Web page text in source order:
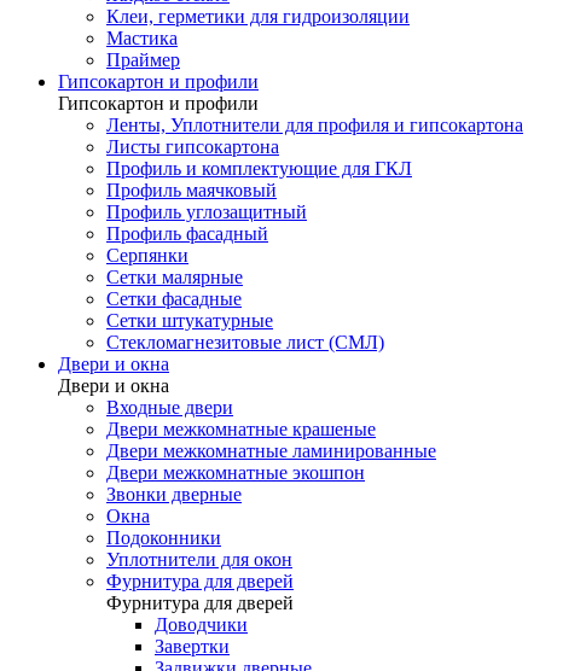
Клеи, герметики для гидроизоляции
Мастика
Праймер
Гипсокартон и профили
Гипсокартон и профили
Ленты, Уплотнители для профиля и гипсокартона
Листы гипсокартона
Профиль и комплектующие для ГКЛ
Профиль маячковый
Профиль углозащитный
Профиль фасадный
Серпянки
Сетки малярные
Сетки фасадные
Сетки штукатурные
Стекломагнезитовые лист (СМЛ)
Двери и окна
Двери и окна
Входные двери
Двери межкомнатные крашеные
Двери межкомнатные ламинированные
Двери межкомнатные экошпон
Звонки дверные
Окна
Подоконники
Уплотнители для окон
Фурнитура для дверей
Фурнитура для дверей
Доводчики
Завертки